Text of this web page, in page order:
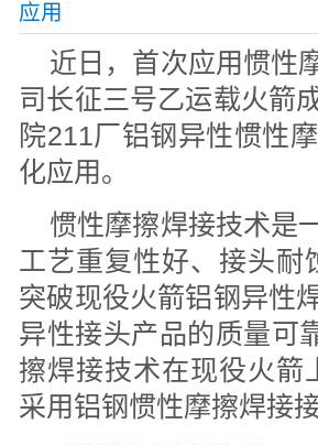
应用
近日，首次应用惯性
司长征三号乙运载火箭
院211厂铝钢异性惯性
化应用。
惯性摩擦焊接技术是
工艺重复性好、接头耐
突破现役火箭铝钢异性
异性接头产品的质量可
擦焊接技术在现役火箭
采用铝钢惯性摩擦焊接